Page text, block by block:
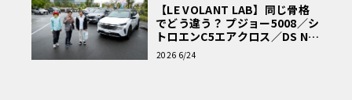
【LE VOLANT LAB】同じ骨格
でどう違う？ プジョー5008／シ
トロエンC5エアクロス／DS Nº4
読者一気乗りレポート
2026 6/24